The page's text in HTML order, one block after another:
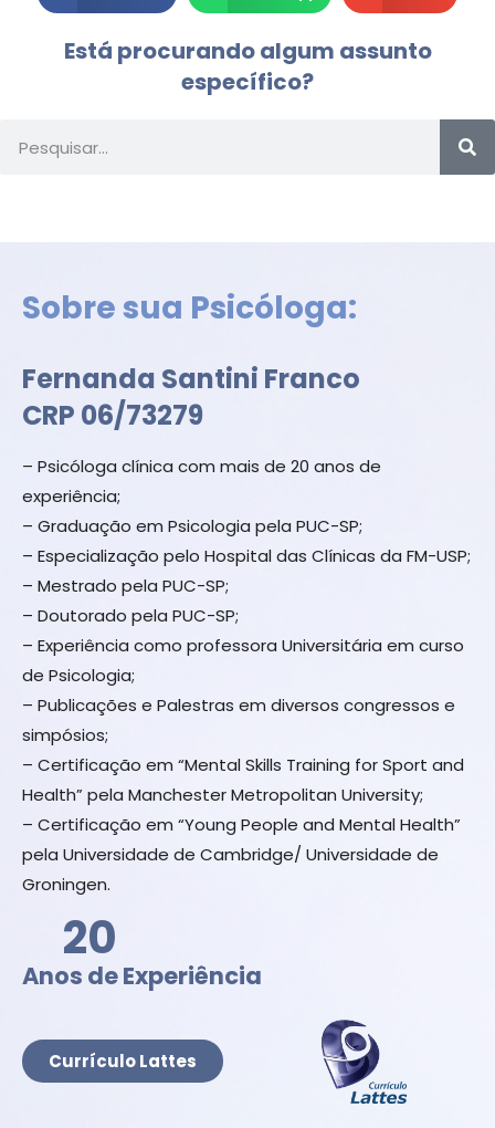
Está procurando algum assunto
específico?
Sobre sua Psicóloga:
Fernanda Santini Franco
CRP 06/73279
– Psicóloga clínica com mais de 20 anos de
experiência;
– Graduação em Psicologia pela PUC-SP;
– Especialização pelo Hospital das Clínicas da FM-USP;
– Mestrado pela PUC-SP;
– Doutorado pela PUC-SP;
– Experiência como professora Universitária em curso
de Psicologia;
– Publicações e Palestras em diversos congressos e
simpósios;
– Certificação em “Mental Skills Training for Sport and
Health” pela Manchester Metropolitan University;
– Certificação em “Young People and Mental Health”
pela Universidade de Cambridge/ Universidade de
Groningen.
20
Anos de Experiência
Currículo Lattes